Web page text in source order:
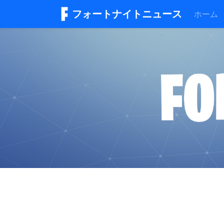
フォートナイトニュース ホーム